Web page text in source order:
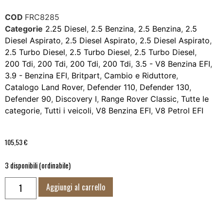
COD FRC8285
Categorie 2.25 Diesel, 2.5 Benzina, 2.5 Benzina, 2.5
Diesel Aspirato, 2.5 Diesel Aspirato, 2.5 Diesel Aspirato,
2.5 Turbo Diesel, 2.5 Turbo Diesel, 2.5 Turbo Diesel,
200 Tdi, 200 Tdi, 200 Tdi, 200 Tdi, 3.5 - V8 Benzina EFI,
3.9 - Benzina EFI, Britpart, Cambio e Riduttore,
Catalogo Land Rover, Defender 110, Defender 130,
Defender 90, Discovery I, Range Rover Classic, Tutte le
categorie, Tutti i veicoli, V8 Benzina EFI, V8 Petrol EFI
105,53€
3 disponibili (ordinabile)
Aggiungi al carrello